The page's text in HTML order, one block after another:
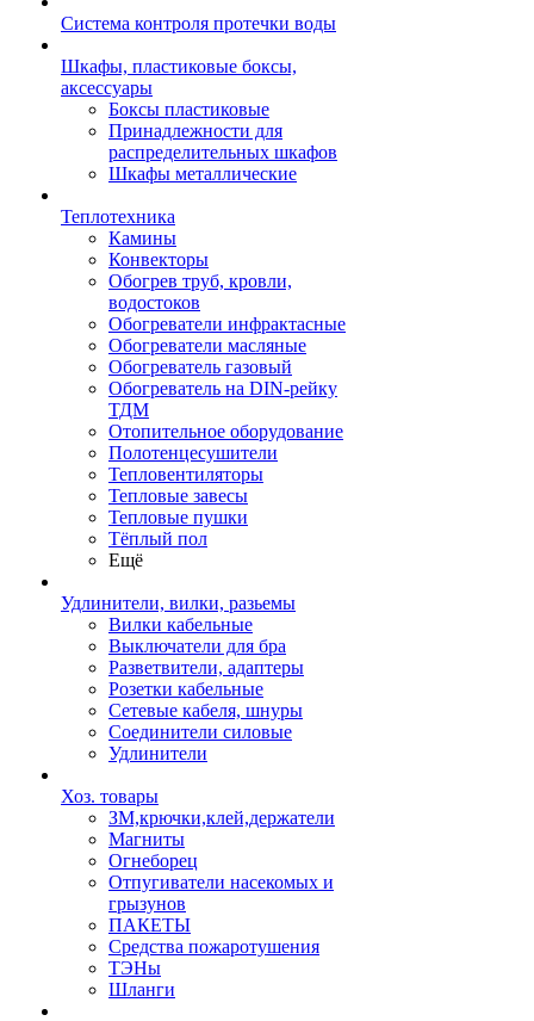
Система контроля протечки воды
Шкафы, пластиковые боксы,
аксессуары
Боксы пластиковые
Принадлежности для
распределительных шкафов
Шкафы металлические
Теплотехника
Камины
Конвекторы
Обогрев труб, кровли,
водостоков
Обогреватели инфрактасные
Обогреватели масляные
Обогреватель газовый
Обогреватель на DIN-рейку
ТДМ
Отопительное оборудование
Полотенцесушители
Тепловентиляторы
Тепловые завесы
Тепловые пушки
Тёплый пол
Ещё
Удлинители, вилки, разьемы
Вилки кабельные
Выключатели для бра
Разветвители, адаптеры
Розетки кабельные
Сетевые кабеля, шнуры
Соединители силовые
Удлинители
Хоз. товары
ЗМ,крючки,клей,держатели
Магниты
Огнеборец
Отпугиватели насекомых и
грызунов
ПАКЕТЫ
Средства пожаротушения
ТЭНы
Шланги